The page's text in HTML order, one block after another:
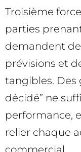
Troisième
parties
demandent
prévisions et
tangibles. Des
décidé” ne
performance,
relier chaque
commercial.